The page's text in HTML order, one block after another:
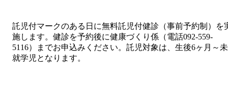
託児付マークのある日に無料託児付健診（事前予約制）を
施します。健診を予約後に健康づくり係（電話092-559-
5116）までお申込みください。託児対象は、生後6ヶ月～未
就学児となります。